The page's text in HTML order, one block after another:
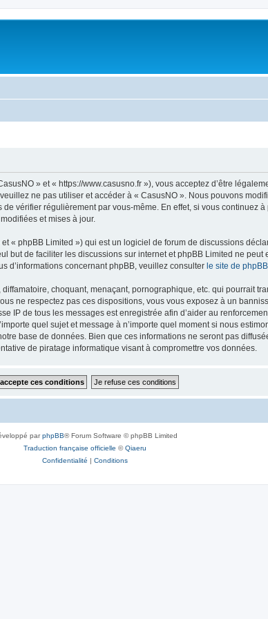
» et « https://www.casusno.fr »), vous acceptez d’être
ne pas utiliser et accéder à « CasusNO ». Nous pouvons
vérifier régulièrement par vous-même. En effet, si vous continuez
et mises à jour.
« phpBB Limited ») qui est un logiciel de forum de discussions
but de faciliter les discussions sur internet et phpBB Limited ne
d’informations concernant phpBB, veuillez consulter le site de phpBB
choquant, menaçant, pornographique, etc. qui pourrait
ne respectez pas ces dispositions, vous vous exposez à un
IP de tous les messages est enregistrée afin d’aider au
quel sujet et message à n’importe quel moment si nous
base de données. Bien que ces informations ne seront pas
de piratage informatique visant à compromettre vos données.
parphpBB® Forum Software © phpBB Limited
Traduction française officielle ©Qiaeru
Confidentialité | Conditions